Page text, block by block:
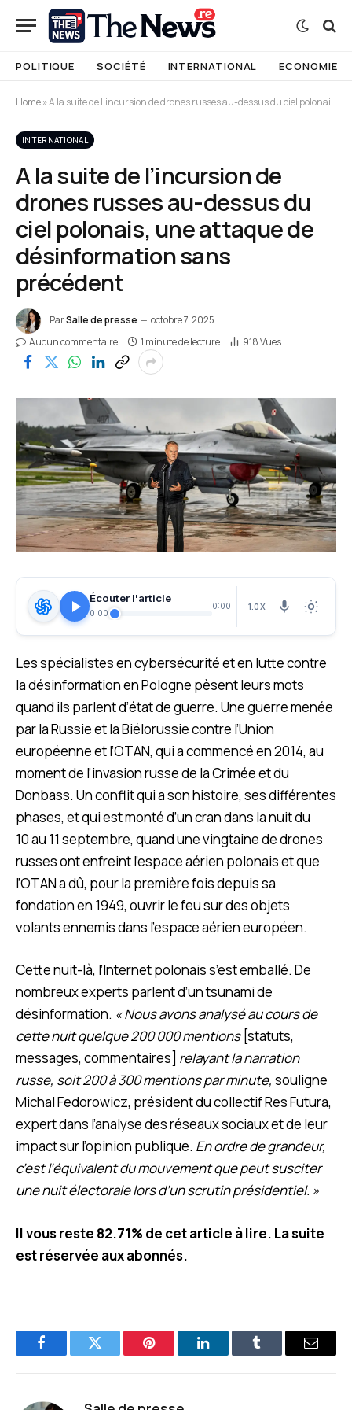
POLITIQUE SOCIÉTÉ INTERNATIONAL ECONOMIE
Home»A la suite de l’incursion de drones russes au-dessus du ciel polonais, une attaque de désinformation sans précédent
INTERNATIONAL
A la suite de l’incursion de
drones russes au-dessus du
ciel polonais, une attaque de
désinformation sans
précédent
ParSalle de presse
octobre 7, 2025
Aucun commentaire
1 minute de lecture 918Vues
Écouter l'article
0:00
0:00 1.0X
Les spécialistes en cybersécurité et en lutte contre
la désinformation en Pologne pèsent leurs mots
quand ils parlent d’état de guerre. Une guerre menée
par la Russie et la Biélorussie contre l’Union
européenne et l’OTAN, qui a commencé en 2014, au
moment de l’invasion russe de la Crimée et du
Donbass. Un conflit qui a son histoire, ses différentes
phases, et qui est monté d’un cran dans la nuit du
10 au 11 septembre, quand une vingtaine de drones
russes ont enfreint l’espace aérien polonais et que
l’OTAN a dû, pour la première fois depuis sa
fondation en 1949, ouvrir le feu sur des objets
volants ennemis dans l’espace aérien européen.
Cette nuit-là, l’Internet polonais s’est emballé. De
nombreux experts parlent d’un tsunami de
désinformation. « Nous avons analysé au cours de
cette nuit quelque 200 000 mentions [statuts,
messages, commentaires] relayant la narration
russe, soit 200 à 300 mentions par minute, souligne
Michal Fedorowicz, président du collectif Res Futura,
expert dans l’analyse des réseaux sociaux et de leur
impact sur l’opinion publique. En ordre de grandeur,
c’est l’équivalent du mouvement que peut susciter
une nuit électorale lors d’un scrutin présidentiel. »
Il vous reste 82.71% de cet article à lire. La suite
est réservée aux abonnés.
FacebookTwitter Pinterest LinkedInTumblr
E-